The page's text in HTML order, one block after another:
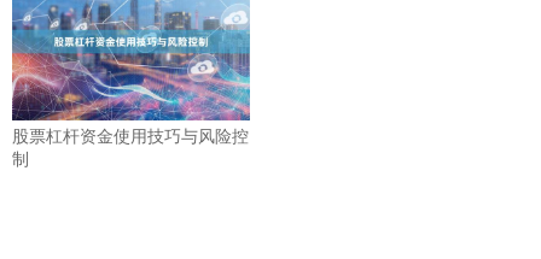
股票杠杆资金使用技巧与风险控
制